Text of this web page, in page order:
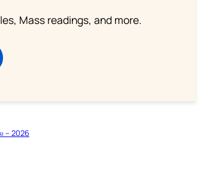
Mass readings, and more.
– 2026